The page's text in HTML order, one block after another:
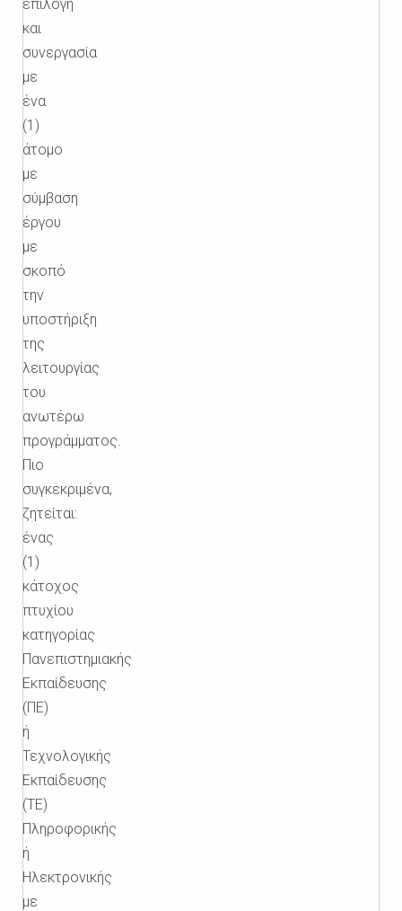
επιλογή
και
συνεργασία
με
ένα
(1)
άτομο
με
σύμβαση
έργου
με
σκοπό
την
υποστήριξη
της
λειτουργίας
του
ανωτέρω
προγράμματος.
Πιο
συγκεκριμένα,
ζητείται:
ένας
(1)
κάτοχος
πτυχίου
κατηγορίας
Πανεπιστημιακής
Εκπαίδευσης
(ΠΕ)
ή
Τεχνολογικής
Εκπαίδευσης
(ΤΕ)
Πληροφορικής
ή
Ηλεκτρονικής
με